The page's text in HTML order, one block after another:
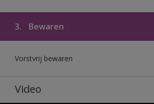
3. Bewaren
Vorstvrij bewaren
Video